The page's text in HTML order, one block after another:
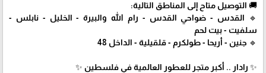
🚚 التوصيل متاح إلى المناطق التالية:
🔹 القدس - ضواحي القدس - رام الله والبيرة - الخليل - نابلس -
سلفيت - بيت لحم
🔹 جنين - أريحا - طولكرم - قلقيلية - الداخل 48
✨ رادار .. أكبر متجر للعطور العالمية في فلسطين ✨